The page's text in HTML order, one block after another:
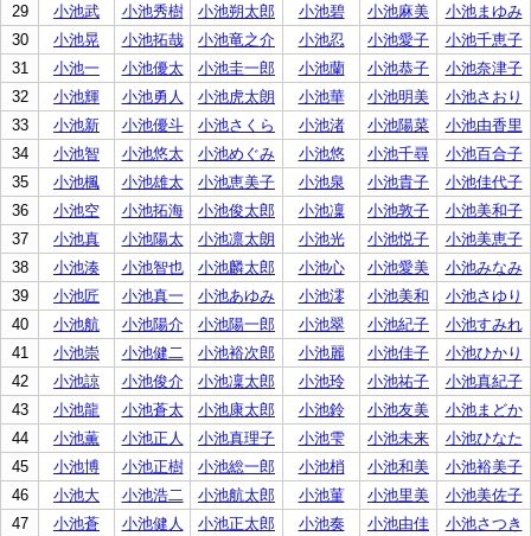
29
小池武 小池秀樹 小池朔太郎 小池碧 小池麻美
小池まゆみ
30
小池晃 小池拓哉 小池竜之介 小池忍 小池愛子
小池千恵子
31
小池一 小池優太 小池圭一郎 小池蘭 小池恭子
小池奈津子
32
小池輝 小池勇人 小池虎太朗 小池華 小池明美
小池さおり
33
小池新 小池優斗 小池さくら 小池渚 小池陽菜
小池由香里
34
小池智 小池悠太 小池めぐみ 小池悠 小池千尋
小池百合子
35
小池楓 小池雄太 小池恵美子 小池泉 小池貴子
小池佳代子
36
小池空 小池拓海 小池俊太郎 小池凜 小池敦子
小池美和子
37
小池真 小池陽太 小池凛太朗 小池光 小池悦子
小池美恵子
38
小池湊 小池智也 小池麟太郎 小池心 小池愛美
小池みなみ
39
小池匠 小池真一 小池あゆみ 小池澪 小池美和
小池さゆり
40
小池航 小池陽介 小池陽一郎 小池翠 小池紀子
小池すみれ
41
小池崇 小池健二 小池裕次郎 小池麗 小池佳子
小池ひかり
42
小池諒 小池俊介 小池凜太郎 小池玲 小池祐子
小池真紀子
43
小池龍 小池蒼太 小池康太郎 小池鈴 小池友美
小池まどか
44
小池薫 小池正人 小池真理子 小池雫 小池未来
小池ひなた
45
小池博 小池正樹 小池総一郎 小池梢 小池和美
小池裕美子
46
小池大 小池浩二 小池航太郎 小池菫 小池里美
小池美佐子
47
小池蒼 小池健人 小池正太郎 小池奏 小池由佳
小池さつき